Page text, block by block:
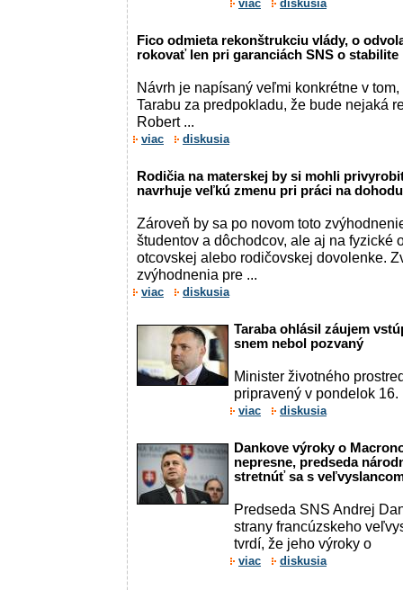
viac diskusia
Fico odmieta rekonštrukciu vlády, o
rokovať len pri garanciách SNS o stabilite
Návrh je napísaný veľmi konkrétne v
Tarabu za predpokladu, že bude nejaká
Robert ...
viac diskusia
Rodičia na materskej by si mohli
navrhuje veľkú zmenu pri práci na dohodu
Zároveň by sa po novom toto
študentov a dôchodcov, ale aj na fyzické
otcovskej alebo rodičovskej dovolenke.
zvýhodnenia pre ...
viac diskusia
Taraba ohlásil záujem
snem nebol pozvaný
Minister životného
pripravený v pondelok
viac diskusia
Dankove výroky o
nepresne, predseda
stretnúť sa s
Predseda SNS Andrej
strany francúzskeho
tvrdí, že jeho výroky o
viac diskusia